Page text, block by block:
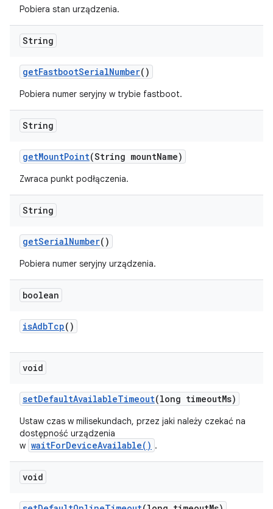
Pobiera stan urządzenia.
String
getFastbootSerialNumber()
Pobiera numer seryjny w trybie fastboot.
String
getMountPoint(String mountName)
Zwraca punkt podłączenia.
String
getSerialNumber()
Pobiera numer seryjny urządzenia.
boolean
isAdbTcp()
void
setDefaultAvailableTimeout(long timeoutMs)
Ustaw czas w milisekundach, przez jaki należy czekać na
dostępność urządzenia
w waitForDeviceAvailable() .
void